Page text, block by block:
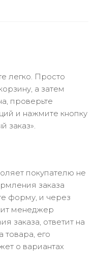
легко. Просто
а затем
проверьте
и нажмите кнопку
заказ».
покупателю не
заказа
форму, и через
менеджер
заказа, ответит на
товара, его
о вариантах